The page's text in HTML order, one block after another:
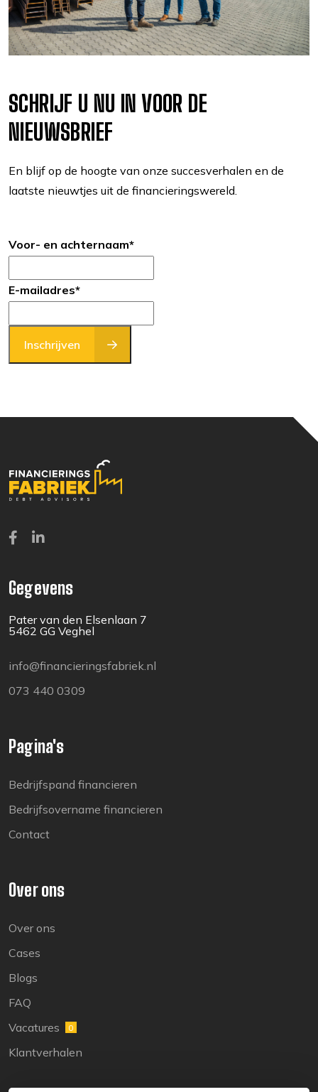
SCHRIJF U NU IN VOOR DE
NIEUWSBRIEF
En blijf op de hoogte van onze succesverhalen en de
laatste nieuwtjes uit de financieringswereld.
Voor- en achternaam*
E-mailadres*
Inschrijven
Gegevens
Pater van den Elsenlaan 7
5462 GG Veghel
info@financieringsfabriek.nl
073 440 0309
Pagina's
Bedrijfspand financieren
Bedrijfsovername financieren
Contact
Over ons
Over ons
Cases
Blogs
FAQ
Vacatures
0
Klantverhalen